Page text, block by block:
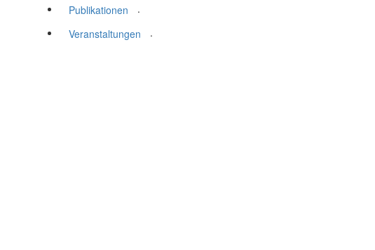
Publikationen
.
Veranstaltungen
.